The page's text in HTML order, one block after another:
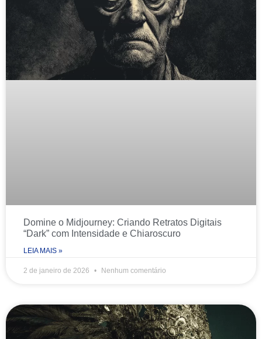
Domine o Midjourney: Criando Retratos Digitais
“Dark” com Intensidade e Chiaroscuro
LEIA MAIS »
2 de janeiro de 2026 Nenhum comentário